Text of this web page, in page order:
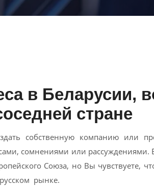
в Беларусии,
стране
собственную компанию или
сомнениями или рассуждениями.
Союза, но Вы чувствуете,
рынке.